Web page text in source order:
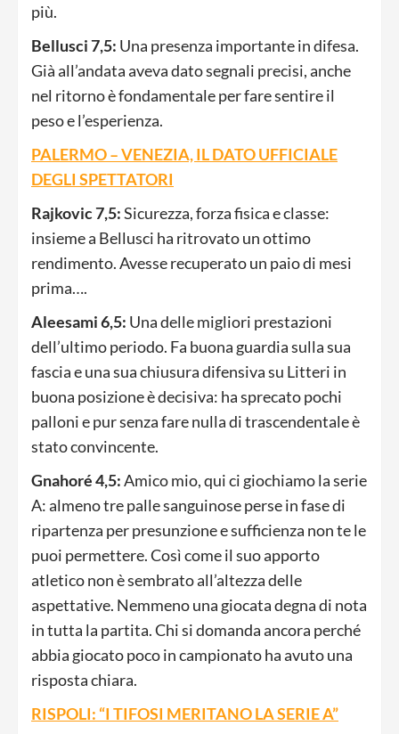
più.
Bellusci 7,5: Una presenza importante in difesa.
Già all’andata aveva dato segnali precisi, anche
nel ritorno è fondamentale per fare sentire il
peso e l’esperienza.
PALERMO – VENEZIA, IL DATO UFFICIALE
DEGLI SPETTATORI
Rajkovic 7,5:Sicurezza, forza fisica e classe:
insieme a Bellusci ha ritrovato un ottimo
rendimento. Avesse recuperato un paio di mesi
prima….
Aleesami 6,5: Una delle migliori prestazioni
dell’ultimo periodo. Fa buona guardia sulla sua
fascia e una sua chiusura difensiva su Litteri in
buona posizione è decisiva: ha sprecato pochi
palloni e pur senza fare nulla di trascendentale è
stato convincente.
Gnahoré 4,5:Amico mio, qui ci giochiamo la serie
A: almeno tre palle sanguinose perse in fase di
ripartenza per presunzione e sufficienza non te le
puoi permettere. Così come il suo apporto
atletico non è sembrato all’altezza delle
aspettative. Nemmeno una giocata degna di nota
in tutta la partita. Chi si domanda ancora perché
abbia giocato poco in campionato ha avuto una
risposta chiara.
RISPOLI: “I TIFOSI MERITANO LA SERIE A”